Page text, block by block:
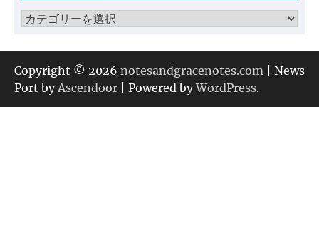
カ
ゴ
リ
ー
Copyright © 2026 notesandgracenotes.com | News
Port byAscendoor | Powered byWordPress.